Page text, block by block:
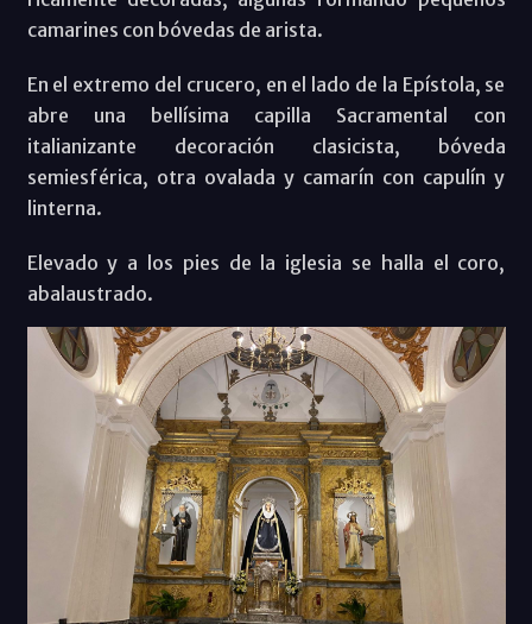
camarines con bóvedas de arista.
En el extremo del crucero, en el lado de la Epístola, se
abre una bellísima capilla Sacramental con
italianizante decoración clasicista, bóveda
semiesférica, otra ovalada y camarín con capulín y
linterna.
Elevado y a los pies de la iglesia se halla el coro,
abalaustrado.